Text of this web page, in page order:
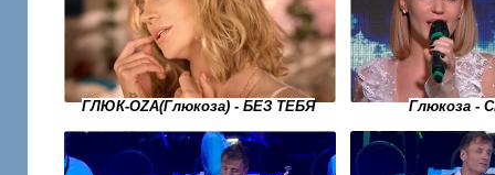
ГЛЮК-OZA(Глюкоза) - БЕЗ ТЕБЯ Глюкоза -